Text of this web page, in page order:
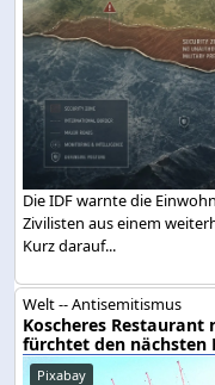
Die IDF warnte die
Zivilisten aus einem
Kurz darauf...
Welt -- Antisemitismus
Koscheres
fürchtet den nächsten
Pixabay